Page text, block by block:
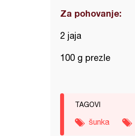
Za pohovanje:
2 jaja
100 g prezle
TAGOVI
šunka